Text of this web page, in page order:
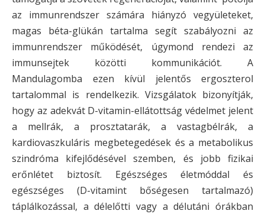
az immunrendszer számára hiányzó vegyületeket,
magas béta-glükán tartalma segít szabályozni az
immunrendszer működését, úgymond rendezi az
immunsejtek közötti kommunikációt. A
Mandulagomba ezen kívül jelentős ergoszterol
tartalommal is rendelkezik. Vizsgálatok bizonyítják,
hogy az adekvát D-vitamin-ellátottság védelmet jelent
a mellrák, a prosztatarák, a vastagbélrák, a
kardiovaszkuláris megbetegedések és a metabolikus
szindróma kifejlődésével szemben, és jobb fizikai
erőnlétet biztosít. Egészséges életmóddal és
egészséges (D-vitamint bőségesen tartalmazó)
táplálkozással, a délelőtti vagy a délutáni órákban